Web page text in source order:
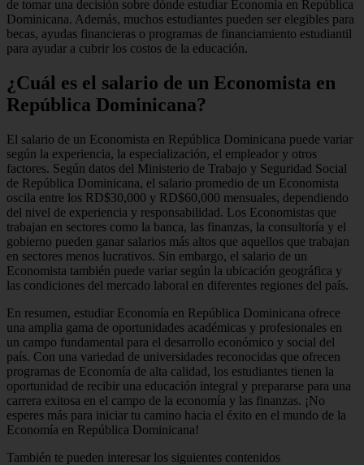
de tomar una decisión sobre dónde estudiar Economía en República
Dominicana. Además, muchos estudiantes pueden ser elegibles para
becas, ayudas financieras o programas de financiamiento estudiantil
para ayudar a cubrir los costos de la educación.
¿Cuál es el salario de un Economista en
República Dominicana?
El salario de un Economista en República Dominicana puede variar
según la experiencia, la especialización, el empleador y otros
factores. Según datos del Ministerio de Trabajo y Seguridad Social
de República Dominicana, el salario promedio de un Economista
oscila entre los RD$30,000 y RD$60,000 mensuales, dependiendo
del nivel de experiencia y responsabilidad. Los Economistas que
trabajan en sectores como la banca, las finanzas, la consultoría y el
gobierno pueden ganar salarios más altos que aquellos que trabajan
en sectores menos lucrativos. Sin embargo, el salario de un
Economista también puede variar según la ubicación geográfica y
las condiciones del mercado laboral en diferentes regiones del país.
En resumen, estudiar Economía en República Dominicana ofrece
una amplia gama de oportunidades académicas y profesionales en
un campo fundamental para el desarrollo económico y social del
país. Con una variedad de universidades reconocidas que ofrecen
programas de Economía de alta calidad, los estudiantes tienen la
oportunidad de recibir una educación integral y prepararse para una
carrera exitosa en el campo de la economía y las finanzas. ¡No
esperes más para iniciar tu camino hacia el éxito en el mundo de la
Economía en República Dominicana!
También te pueden interesar los siguientes contenidos